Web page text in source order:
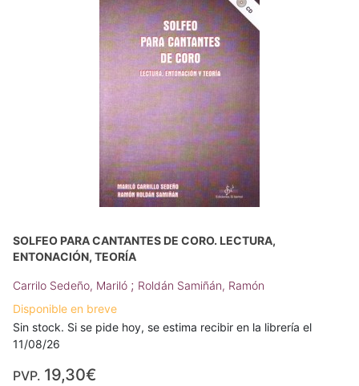
SOLFEO PARA CANTANTES DE CORO. LECTURA,
ENTONACIÓN, TEORÍA
Carrilo Sedeño, Mariló ; Roldán Samiñán, Ramón
Disponible en breve
Sin stock. Si se pide hoy, se estima recibir en la librería el
11/08/26
PVP. 19,30€